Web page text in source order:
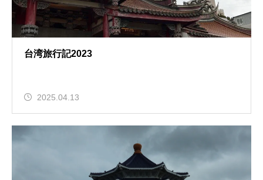
台湾旅行記2023
2025.04.13